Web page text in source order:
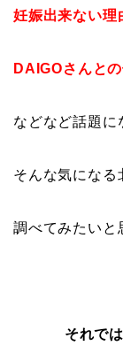
妊娠出来ない理
DAIGOさんと
などなど話題に
そんな気になる
調べてみたいと
それで